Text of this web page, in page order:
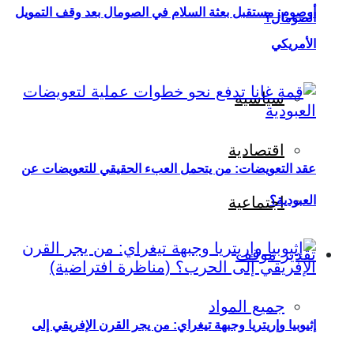
الصومال؟
سياسية
اقتصادية
اجتماعية
تقدير موقف
جميع المواد
أوصوم: مستقبل بعثة السلام في الصومال بعد وقف التمويل
الأمريكي
عقد التعويضات: من يتحمل العبء الحقيقي للتعويضات عن
العبودية؟
إثيوبيا وإريتريا وجبهة تيغراي: من يجر القرن الإفريقي إلى